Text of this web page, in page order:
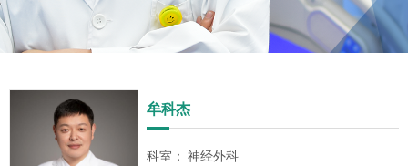
牟科杰
科室： 神经外科